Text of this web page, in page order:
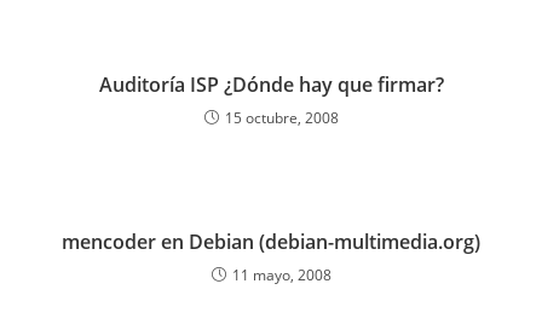
Auditoría ISP ¿Dónde hay que firmar?
15 octubre, 2008
mencoder en Debian (debian-multimedia.org)
11 mayo, 2008